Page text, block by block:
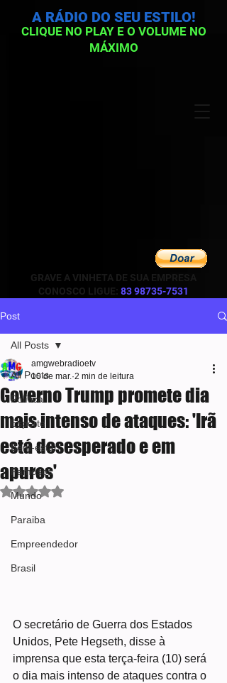
GRAVE A VINHETA DE SUA EMPRESA
CONOSCO LIGUE: 83 98735-7531
CLIQUE NO PLAY E O VOLUME NO
MÁXIMO
A RÁDIO DO SEU ESTILO!
Post
All Posts
Política
Esporte
Bem-estar
Famosos
Mundo
Paraiba
Empreendedor
Brasil
All Posts
Governo Trump promete dia
mais intenso de ataques: 'Irã
está desesperado e em
apuros'
amgwebradioetv
10 de mar. 2 min de leitura
Avaliado com NaN de 5 estrelas.
O secretário de Guerra dos Estados
Unidos, Pete Hegseth, disse à
imprensa que esta terça-feira (10) será
o dia mais intenso de ataques contra o